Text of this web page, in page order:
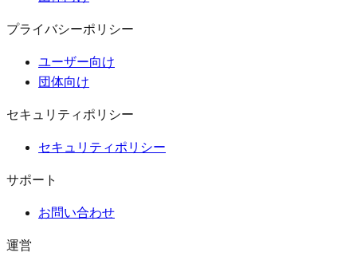
プライバシーポリシー
ユーザー向け
団体向け
セキュリティポリシー
セキュリティポリシー
サポート
お問い合わせ
運営